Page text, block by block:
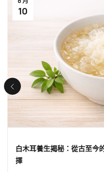
10
白木耳養生揭秘：從古至今
擇